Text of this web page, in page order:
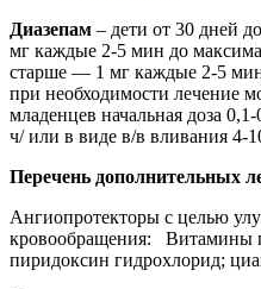
Диазепам – дети от 30 дней
мг каждые 2-5 мин до
старше — 1 мг каждые 2-5
при необходимости лечение
младенцев начальная доза
ч/ или в виде в/в вливания 4-
Перечень дополнительных
Ангиопротекторы с целью
кровообращения: Витамины
пиридоксин гидрохлорид;